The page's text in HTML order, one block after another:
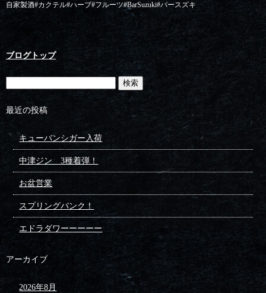
自家製酒#カクテル#ハーブ#フルーツ#BarSuzuki#バースズキ
ブログトップ
最近の投稿
キューバンシガー入荷
中津ジン 3種着弾！
お盆営業
スプリングバンク！
エドラダワーーーーー
アーカイブ
2026年8月